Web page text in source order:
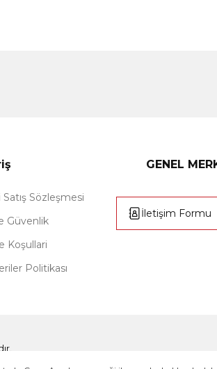
Sözleşmesi
Güvenlik
Koşullari
Politikası
GENEL
İletişim Formu